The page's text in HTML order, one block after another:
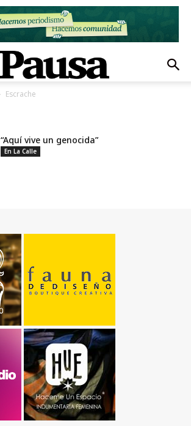
Escrache
“Aquí vive un genocida”
En La Calle